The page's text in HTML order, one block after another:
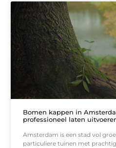
Bomen kappen in
professioneel laten
Amsterdam is een stad vol
particuliere tuinen met